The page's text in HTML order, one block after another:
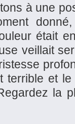
à une
était
veillait
terrible et
la